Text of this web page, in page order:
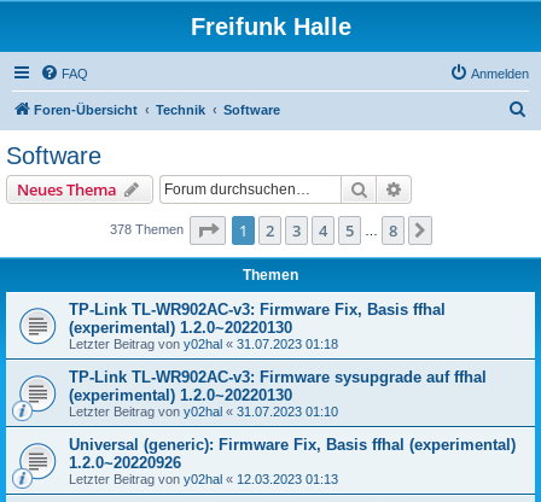
Freifunk Halle
FAQ Anmelden
Foren-Übersicht Technik Software
Software
Neues Thema Suche
378 Themen Seite 1von
1 2 3 4 5 8
Themen
TP-Link TL-WR902AC-v3: Firmware Fix, Basis ffhal
(experimental) 1.2.0~20220130
Letzter Beitrag von y02hal « 31.07.2023 01:18
TP-Link TL-WR902AC-v3: Firmware sysupgrade auf ffhal
(experimental) 1.2.0~20220130
Letzter Beitrag von y02hal « 31.07.2023 01:10
Universal (generic): Firmware Fix, Basis ffhal (experimental)
1.2.0~20220926
Letzter Beitrag von y02hal « 12.03.2023 01:13